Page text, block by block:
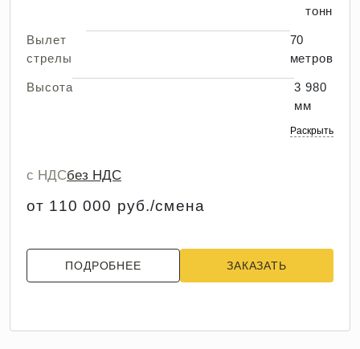
тонн
Вылет
стрелы
70
метров
Высота
3 980
мм
Раскрыть
с НДСбез НДС
от 110 000 руб./смена
ПОДРОБНЕЕ ЗАКАЗАТЬ